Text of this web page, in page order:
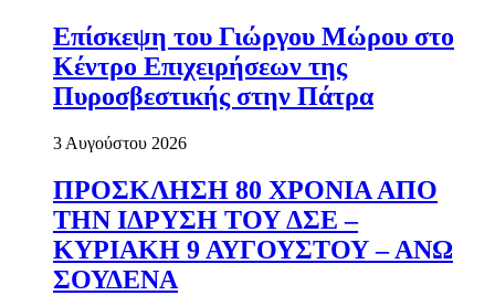
Επίσκεψη του Γιώργου Μώρου στο
Κέντρο Επιχειρήσεων της
Πυροσβεστικής στην Πάτρα
3 Αυγούστου 2026
ΠΡΟΣΚΛΗΣΗ 80 ΧΡΟΝΙΑ ΑΠΟ
ΤΗΝ ΙΔΡΥΣΗ ΤΟΥ ΔΣΕ –
ΚΥΡΙΑΚΗ 9 ΑΥΓΟΥΣΤΟΥ – ΑΝΩ
ΣΟΥΔΕΝΑ